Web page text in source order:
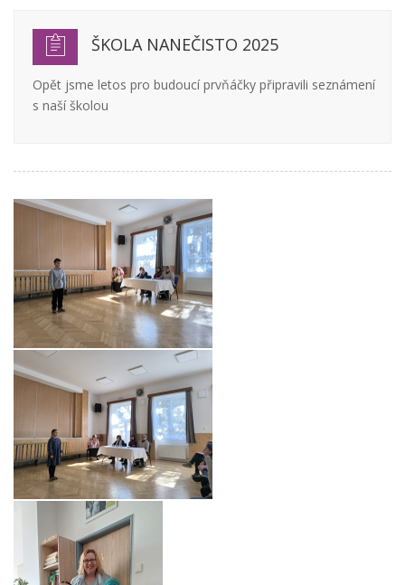
ŠKOLA NANEČISTO 2025
Opět jsme letos pro budoucí prvňáčky připravili seznámení
s naší školou